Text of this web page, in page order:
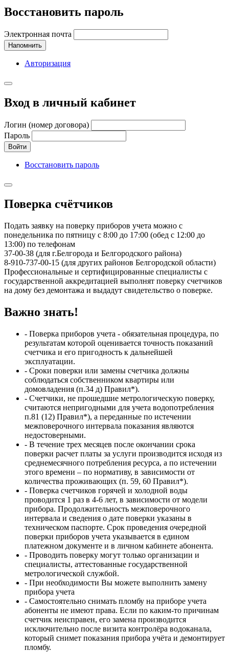
Восстановить пароль
Электронная почта
Напомнить
Авторизация
Вход в личный кабинет
Логин (номер договора)
Пароль
Войти
Восстановить пароль
Поверка счётчиков
Подать заявку на поверку приборов учета можно с
понедельника по пятницу с 8:00 до 17:00 (обед с 12:00 до
13:00) по телефонам
37-00-38 (для г.Белгорода и Белгородского района)
8-910-737-00-15 (для других районов Белгородской области)
Профессиональные и сертифицированные специалисты с
государственной аккредитацией выполнят поверку счетчиков
на дому без демонтажа и выдадут свидетельство о поверке.
Важно знать!
- Поверка приборов учета - обязательная процедура, по
результатам которой оценивается точность показаний
счетчика и его пригодность к дальнейшей
эксплуатации.
- Сроки поверки или замены счетчика должны
соблюдаться собственником квартиры или
домовладения (п.34 д) Правил*).
- Счетчики, не прошедшие метрологическую поверку,
считаются непригодными для учета водопотребления
п.81 (12) Правил*), а переданные по истечении
межповерочного интервала показания являются
недостоверными.
- В течение трех месяцев после окончании срока
поверки расчет платы за услуги производится исходя из
среднемесячного потребления ресурса, а по истечении
этого времени – по нормативу, в зависимости от
количества проживающих (п. 59, 60 Правил*).
- Поверка счетчиков горячей и холодной воды
проводится 1 раз в 4-6 лет, в зависимости от модели
прибора. Продолжительность межповерочного
интервала и сведения о дате поверки указаны в
техническом паспорте. Срок проведения очередной
поверки приборов учета указывается в едином
платежном документе и в личном кабинете абонента.
- Проводить поверку могут только организации и
специалисты, аттестованные государственной
метрологической службой.
- При необходимости Вы можете выполнить замену
прибора учета
- Самостоятельно снимать пломбу на приборе учета
абоненты не имеют права. Если по каким-то причинам
счетчик неисправен, его замена производится
исключительно после визита контролёра водоканала,
который снимет показания прибора учёта и демонтирует
пломбу.